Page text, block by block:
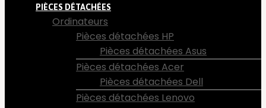
PIÈCES DÉTACHÉES
Ordinateurs
Pièces détachées HP
Pièces détachées Asus
Pièces détachées Acer
Pièces détachées Dell
Pièces détachées Lenovo